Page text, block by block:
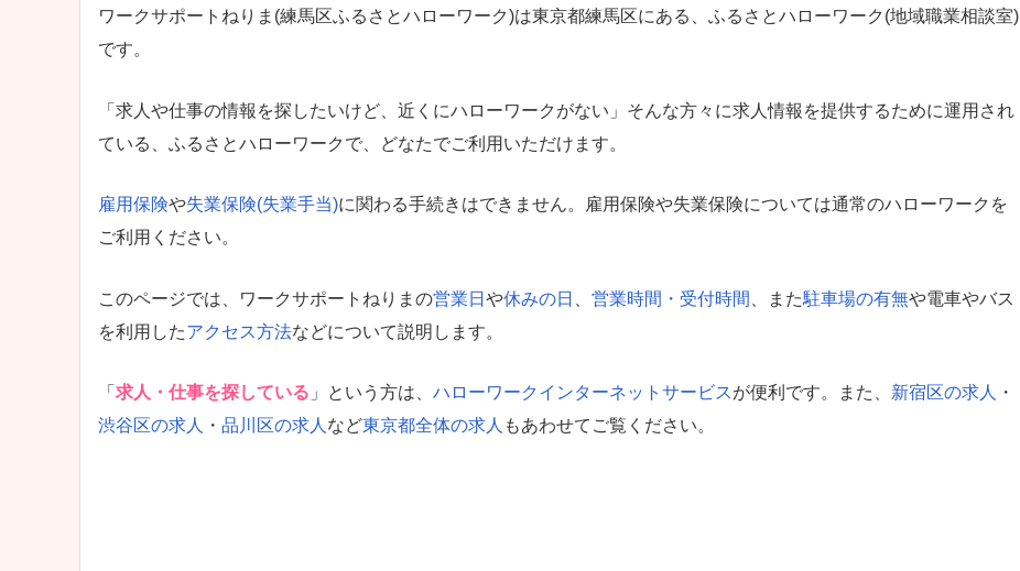
ワークサポートねりま(練馬区ふるさとハローワーク)は東京都練馬区にある、ふるさとハローワーク(地域職業相談室)
です。
「求人や仕事の情報を探したいけど、近くにハローワークがない」そんな方々に求人情報を提供するために運用され
ている、ふるさとハローワークで、どなたでご利用いただけます。
雇用保険や失業保険(失業手当)に関わる手続きはできません。雇用保険や失業保険については通常のハローワークを
ご利用ください。
このページでは、ワークサポートねりまの営業日 や休みの日 営業時間・受付時間 、また駐車場の有無や電車やバス
を利用したアクセス方法などについて説明します。
「 求人・仕事を探している 」という方は、 ハローワークインターネットサービスが便利です。また、 新宿区の求人 ・
渋谷区の求人 ・ 品川区の求人など東京都全体の求人 もあわせてご覧ください。